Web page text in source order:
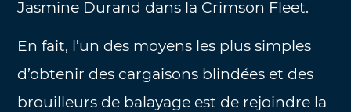
Jasmine Durand dans la Crimson Fleet.
En fait, l’un des moyens les plus simples
d’obtenir des cargaisons blindées et des
brouilleurs de balayage est de rejoindre la